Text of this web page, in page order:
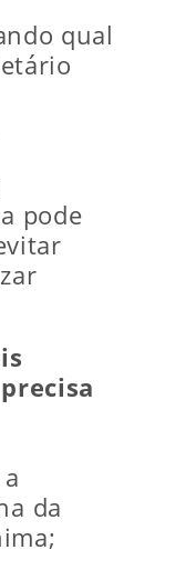
qual
pode
da